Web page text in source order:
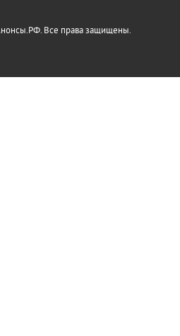
Все права защищены.